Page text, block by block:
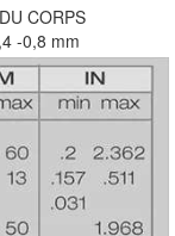
CORPS
-0,8 mm